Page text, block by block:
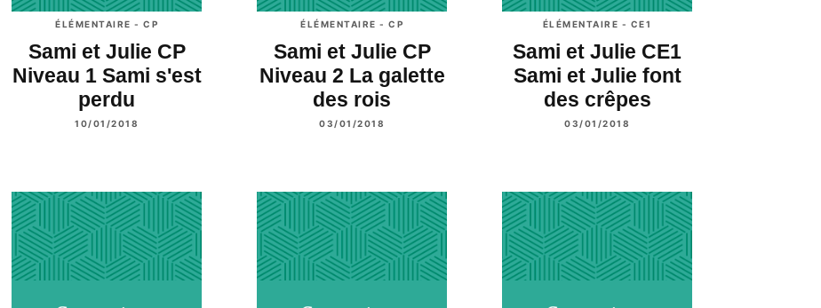
ÉLÉMENTAIRE - CP
Sami et Julie CP
Niveau 1 Sami s'est
perdu
10/01/2018
ÉLÉMENTAIRE - CP
Sami et Julie CP
Niveau 2 La galette
des rois
03/01/2018
ÉLÉMENTAIRE - CE1
Sami et Julie CE1
Sami et Julie font
des crêpes
03/01/2018